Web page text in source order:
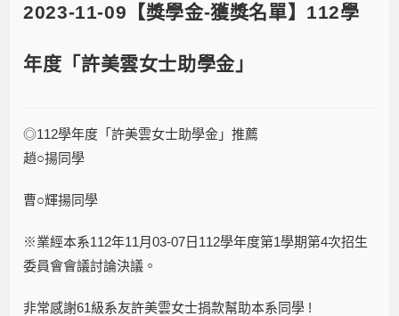
2023-11-09【獎學金-獲獎名單】112學
年度「許美雲女士助學金」
◎112學年度「許美雲女士助學金」推薦
趙○揚同學
曹○輝揚同學
※業經本系112年11月03-07日112學年度第1學期第4次招生
委員會會議討論決議。
非常感謝61級系友許美雲女士捐款幫助本系同學 !